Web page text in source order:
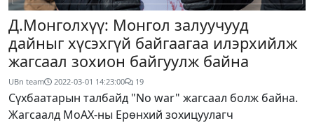
Д.Монголхүү: Монгол залуучууд
дайныг хүсэхгүй байгаагаа илэрхийлж
жагсаал зохион байгуулж байна
UBn team 2022-03-01 14:23:00 19
Сүхбаатарын талбайд "No war" жагсаал болж байна.
Жагсаалд МоАХ-ны Ерөнхий зохицуулагч